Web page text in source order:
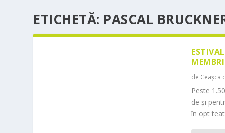
ETICHETĂ: PASCAL
de Ceașca
Peste
de și
în opt